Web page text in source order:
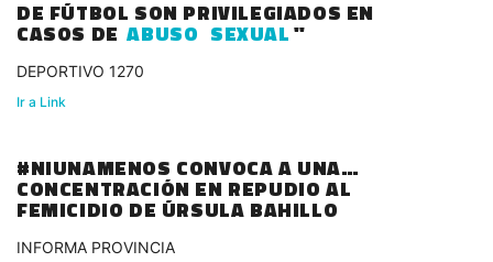
DE FÚTBOL SON PRIVILEGIADOS EN
CASOS DE ABUSO SEXUAL"
DEPORTIVO 1270
Ir a Link
#NIUNAMENOS CONVOCA A UNA
CONCENTRACIÓN EN REPUDIO AL
FEMICIDIO DE ÚRSULA BAHILLO
INFORMA PROVINCIA